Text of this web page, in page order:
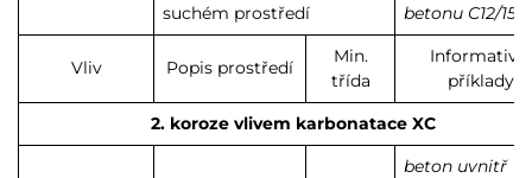
suchém prostředí
betonu C12/15
Vliv Popis prostředí
Min.
třída
Informativní
příklady
2. koroze vlivem karbonatace XC
beton uvnitř